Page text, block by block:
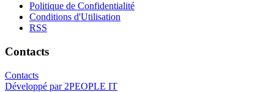
Politique de Confidentialité
Conditions d'Utilisation
RSS
Contacts
Contacts
Développé par2PEOPLE IT